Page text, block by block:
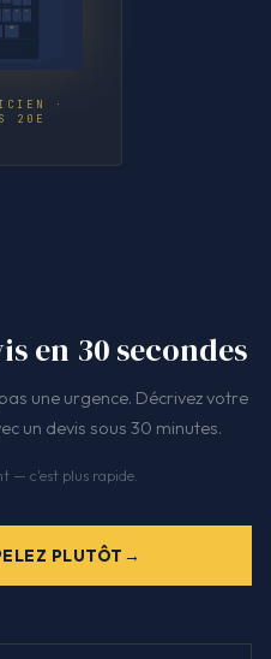
·
20E
en 30 secondes
une urgence. Décrivez votre
un devis sous 30 minutes.
— c'est plus rapide.
PLUTÔT